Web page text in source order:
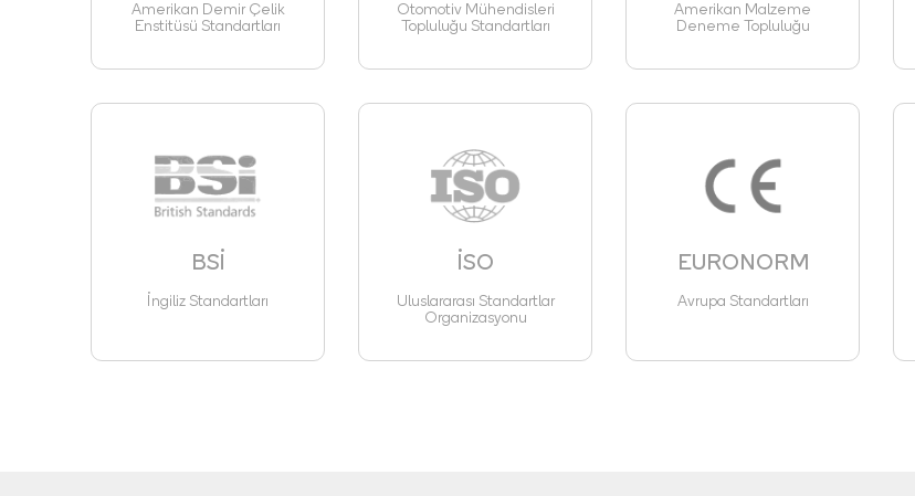
Amerikan Demir Çelik
Enstitüsü Standartları
Otomotiv Mühendisleri
Topluluğu Standartları
Amerikan Malzeme
Deneme Topluluğu
BSİ
İngiliz Standartları
İSO
Uluslararası Standartlar
Organizasyonu
EURONORM
Avrupa Standartları